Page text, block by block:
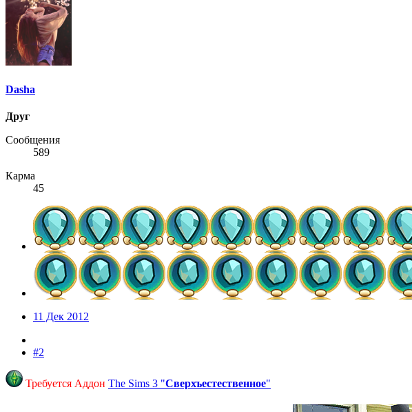
Dasha
Друг
Сообщения
589
Карма
45
11 Дек 2012
#2
Требуется Аддон The Sims 3 "Сверхъестественное"